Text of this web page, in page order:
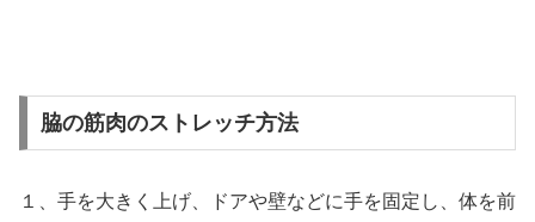
脇の筋肉のストレッチ方法
１、手を大きく上げ、ドアや壁などに手を固定し、体を前